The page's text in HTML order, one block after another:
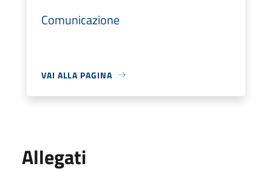
Comunicazione
VAI ALLA PAGINA
Allegati